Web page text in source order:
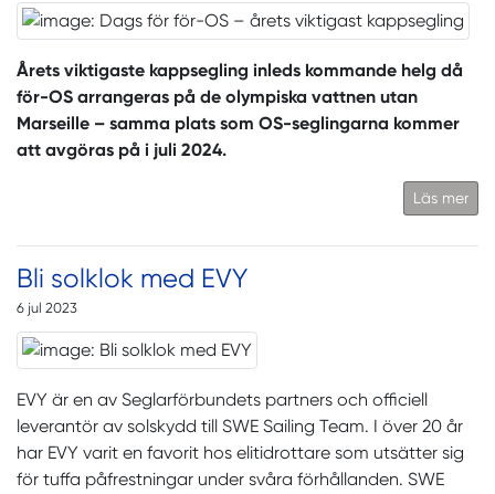
Årets viktigaste kappsegling inleds kommande helg då
för-OS arrangeras på de olympiska vattnen utan
Marseille – samma plats som OS-seglingarna kommer
att avgöras på i juli 2024.
Läs mer
Bli solklok med EVY
6 jul 2023
EVY är en av Seglarförbundets partners och officiell
leverantör av solskydd till SWE Sailing Team. I över 20 år
har EVY varit en favorit hos elitidrottare som utsätter sig
för tuffa påfrestningar under svåra förhållanden. SWE